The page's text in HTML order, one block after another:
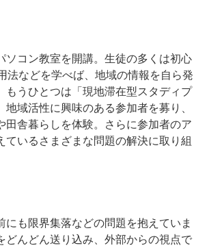
ソコン教室を開講。生徒の多くは初心
法などを学べば、地域の情報を自ら発
もうひとつは「現地滞在型スタディプ
地域活性に興味のある参加者を募り、
田舎暮らしを体験。さらに参加者のア
ているさまざまな問題の解決に取り組
にも限界集落などの問題を抱えていま
どんどん送り込み、外部からの視点で